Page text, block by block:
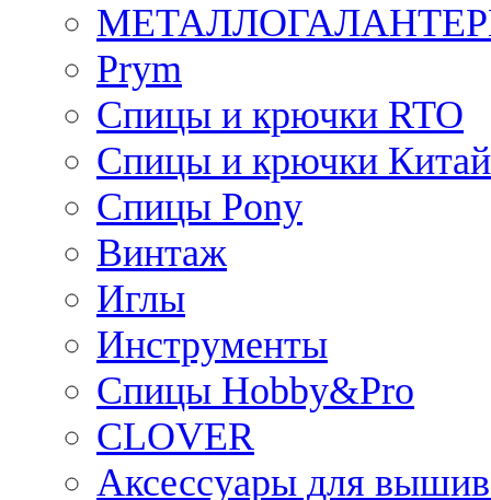
Prym
Спицы и крючки RTO
Спицы и крючки Китай
Спицы Pony
Винтаж
Иглы
Инструменты
Спицы Hobby&Pro
CLOVER
Аксессуары для